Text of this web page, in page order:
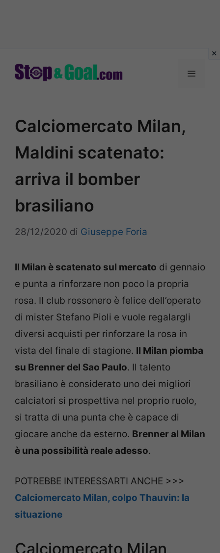
Menu
Calciomercato Milan,
Maldini scatenato:
arriva il bomber
brasiliano
28/12/2020 di Giuseppe Foria
Il Milan è scatenato sul mercato di gennaio
e punta a rinforzare non poco la propria
rosa. Il club rossonero è felice dell’operato
di mister Stefano Pioli e vuole regalargli
diversi acquisti per rinforzare la rosa in
vista del finale di stagione. Il Milan piomba
su Brenner del Sao Paulo. Il talento
brasiliano è considerato uno dei migliori
calciatori si prospettiva nel proprio ruolo,
si tratta di una punta che è capace di
giocare anche da esterno. Brenner al Milan
è una possibilità reale adesso.
POTREBBE INTERESSARTI ANCHE >>>
Calciomercato Milan, colpo Thauvin: la
situazione
Calciomercato Milan,